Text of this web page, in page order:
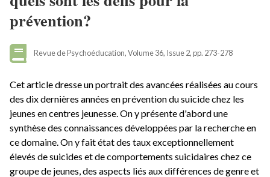
prévention?
Revue de Psychoéducation, Volume 36, Issue 2, pp. 273-278
Cet article dresse un portrait des avancées réalisées au cours
des dix dernières années en prévention du suicide chez les
jeunes en centres jeunesse. On y présente d'abord une
synthèse des connaissances développées par la recherche en
ce domaine. On y fait état des taux exceptionnellement
élevés de suicides et de comportements suicidaires chez ce
groupe de jeunes, des aspects liés aux différences de genre et